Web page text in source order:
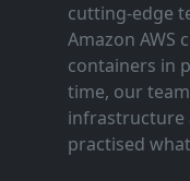
cutting‑edge
Amazon AWS
containers in
time, our
infrastructure
practised